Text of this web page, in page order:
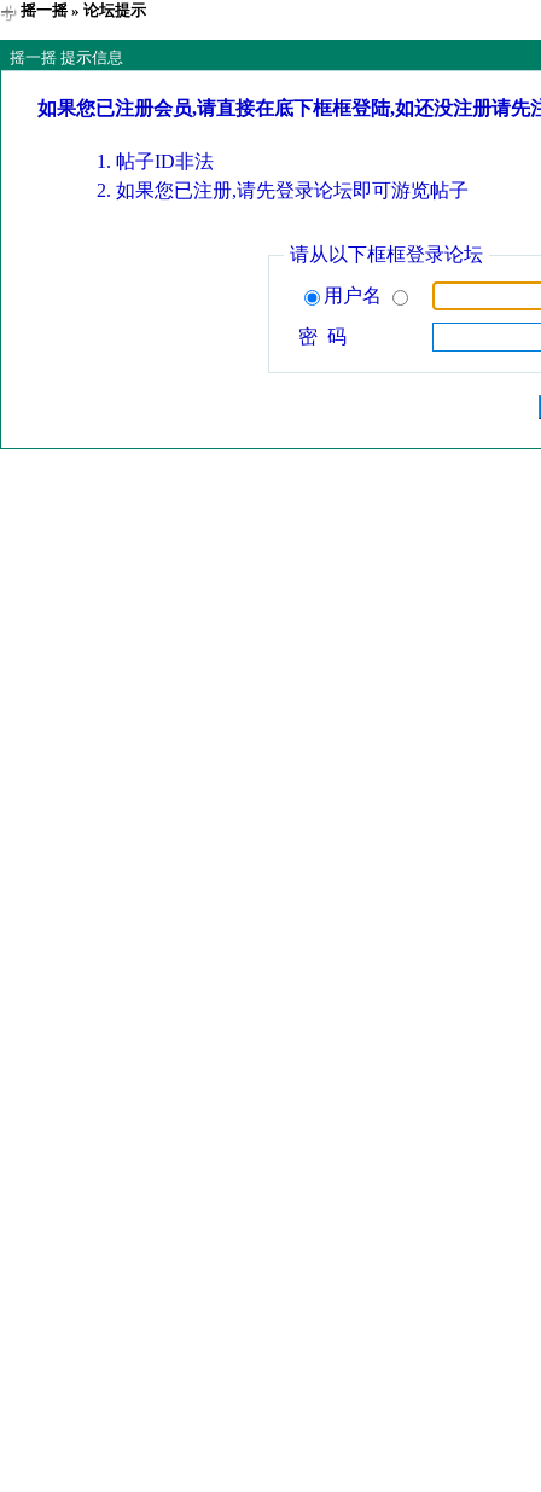
摇一摇» 论坛提示
摇一摇 提示信息
如果您已注册会员,请直接在底下框框登陆,如还没注册请先
帖子ID非法
如果您已注册,请先登录论坛即可游览帖子
请从以下框框登录论坛
用户名
密 码